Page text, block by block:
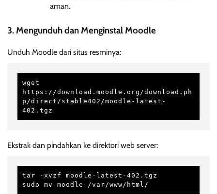
aman.
3. Mengunduh dan Menginstal Moodle
Unduh Moodle dari situs resminya:
wget
https://download.moodle.org/download.ph
p/direct/stable402/moodle-latest-
402.tgz
Ekstrak dan pindahkan ke direktori web server:
tar -xvzf moodle-latest-402.tgz
sudo mv moodle /var/www/html/